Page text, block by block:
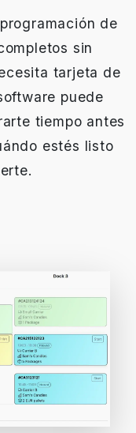
de
sin
tarjeta de
puede
tiempo antes
estés listo